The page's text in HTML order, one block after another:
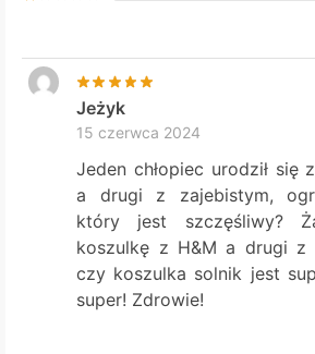
Jeżyk
15 czerwca 2024
Jeden chłopiec urodził się
a drugi z zajebistym,
który jest szczęśliwy?
koszulkę z H&M a drugi z
czy koszulka solnik jest
super! Zdrowie!